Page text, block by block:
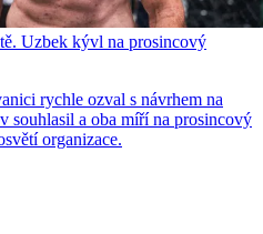
Uzbek kývl na prosincový
rychle ozval s návrhem na
souhlasil a oba míří na prosincový
organizace.